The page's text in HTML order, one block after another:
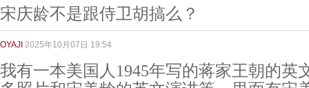
宋庆龄不是跟侍卫胡搞么？
OYAJI 2025年10月07日 19:54
我有一本美国人1945年写的蒋家王朝的英